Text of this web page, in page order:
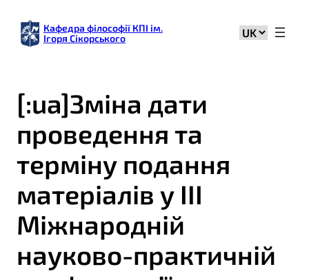
Кафедра філософії КПІ ім.
Ігоря Сікорського
Вибрати
[:ua]Зміна дати
проведення та
терміну подання
матеріалів у IIІ
Міжнародній
науково-практичній